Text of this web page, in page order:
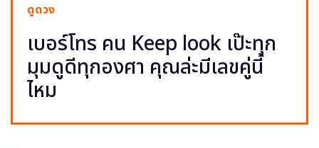
ดูดวง
เบอร์โทร คน Keep look เป๊ะทุก
มุมดูดีทุกองศา คุณล่ะมีเลขคู่นี้
ไหม